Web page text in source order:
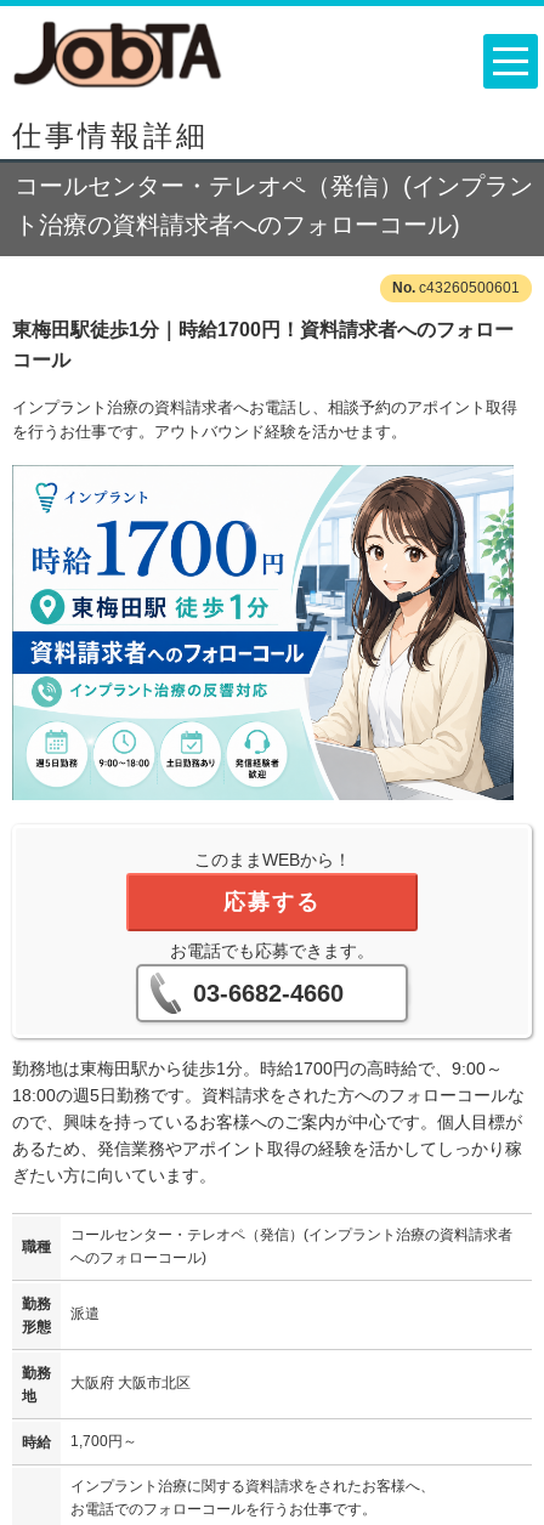
仕事情報詳細
コールセンター・テレオペ（発信）(インプラン
ト治療の資料請求者へのフォローコール)
c43260500601
東梅田駅徒歩1分｜時給1700円！資料請求者へのフォロー
コール
インプラント治療の資料請求者へお電話し、相談予約のアポイント取得
を行うお仕事です。アウトバウンド経験を活かせます。
このままWEBから！
応募する
お電話でも応募できます。
03-6682-4660
勤務地は東梅田駅から徒歩1分。時給1700円の高時給で、9:00～
18:00の週5日勤務です。資料請求をされた方へのフォローコールな
ので、興味を持っているお客様へのご案内が中心です。個人目標が
あるため、発信業務やアポイント取得の経験を活かしてしっかり稼
ぎたい方に向いています。
職種
コールセンター・テレオペ（発信）(インプラント治療の資料請求者
へのフォローコール)
勤務
形態
派遣
勤務
地
大阪府 大阪市北区
時給 1,700円～
インプラント治療に関する資料請求をされたお客様へ、
お電話でのフォローコールを行うお仕事です。